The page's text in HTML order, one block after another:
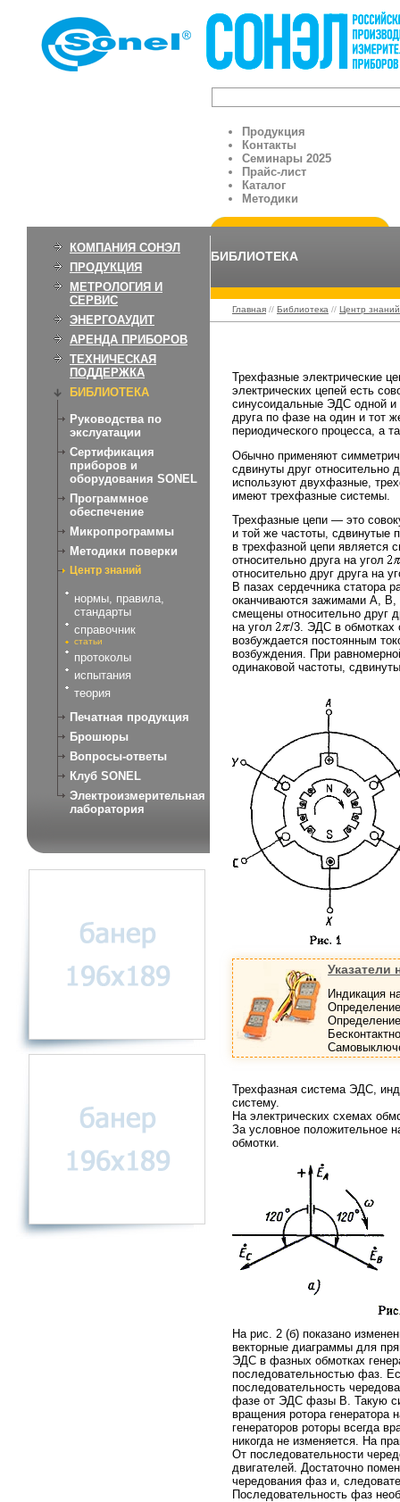
Продукция
Контакты
Семинары 2025
Прайс-лист
Каталог
Методики
КОМПАНИЯ СОНЭЛ
ПРОДУКЦИЯ
МЕТРОЛОГИЯ И
СЕРВИС
ЭНЕРГОАУДИТ
АРЕНДА ПРИБОРОВ
ТЕХНИЧЕСКАЯ
ПОДДЕРЖКА
БИБЛИОТЕКА
Руководства по
экслуатации
Сертификация
приборов и
оборудования SONEL
Программное
обеспечение
Микропрограммы
Методики поверки
Центр знаний
нормы, правила,
стандарты
справочник
статьи
протоколы
испытания
теория
Печатная продукция
Брошюры
Вопросы-ответы
Клуб SONEL
Электроизмерительная
лаборатория
БИБЛИОТЕКА
Главная // Библиотека // Центр знаний
Трехфазные электрические
электрических цепей есть
синусоидальные ЭДС одной и
друга по фазе на один и тот
периодического процесса, а
Обычно применяют
сдвинуты друг относительно
используют двухфазные,
имеют трехфазные системы.
Трехфазные цепи — это
и той же частоты, сдвинутые
в трехфазной цепи является
относительно друга на угол
относительно друг друга на
В пазах сердечника статора
оканчиваются зажимами А, В,
смещены относительно друг
на угол
/3. ЭДС в обмотках
возбуждается постоянным
возбуждения. При
одинаковой частоты,
Указатели
Индикация
Трехфазная система ЭДС,
систему.
На электрических схемах
За условное положительное
обмотки.
На рис. 2 (б) показано
векторные диаграммы для
ЭДС в фазных обмотках
последовательностью фаз.
последовательность
фазе от ЭДС фазы В. Такую
вращения ротора генератора
генераторов роторы всегда
никогда не изменяется. На
От последовательности
двигателей. Достаточно
чередования фаз и,
Последовательность фаз